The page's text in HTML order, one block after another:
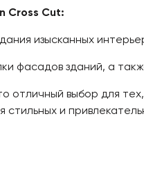
Cross Cut:
изысканных
фасадов зданий, а
выбор для
и